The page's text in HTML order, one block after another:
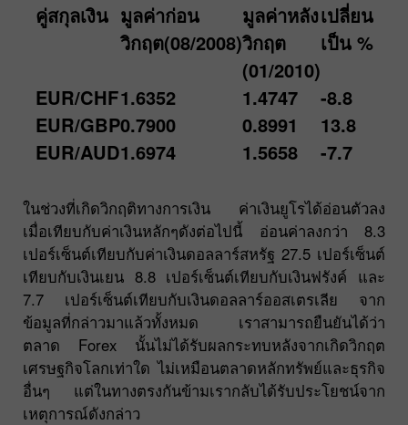
คู่สกุลเงิน มูลค่าก่อน
วิกฤต(08/2008)
มูลค่าหลัง
วิกฤต
(01/2010)
เปลี่ยน
เป็น %
EUR/CHF1.6352 1.4747
-8.8
EUR/GBP0.7900 0.8991
13.8
EUR/AUD1.6974 1.5658 -7.7
ในช่วงที่เกิดวิกฤติทางการเงิน ค่าเงินยูโรได้อ่อนตัวลง
เมื่อเทียบกับค่าเงินหลักๆดังต่อไปนี้ อ่อนค่าลงกว่า 8.3
เปอร์เซ็นต์เทียบกับค่าเงินดอลลาร์สหรัฐ 27.5 เปอร์เซ็นต์
เทียบกับเงินเยน 8.8 เปอร์เซ็นต์เทียบกับเงินฟรังค์ และ
7.7 เปอร์เซ็นต์เทียบกับเงินดอลลาร์ออสเตรเลีย จาก
ข้อมูลที่กล่าวมาแล้วทั้งหมด เราสามารถยืนยันได้ว่า
ตลาด Forex นั้นไม่ได้รับผลกระทบหลังจากเกิดวิกฤต
เศรษฐกิจโลกเท่าใด ไม่เหมือนตลาดหลักทรัพย์และธุรกิจ
อื่นๆ แต่ในทางตรงกันข้ามเรากลับได้รับประโยชน์จาก
เหตุการณ์ดังกล่าว